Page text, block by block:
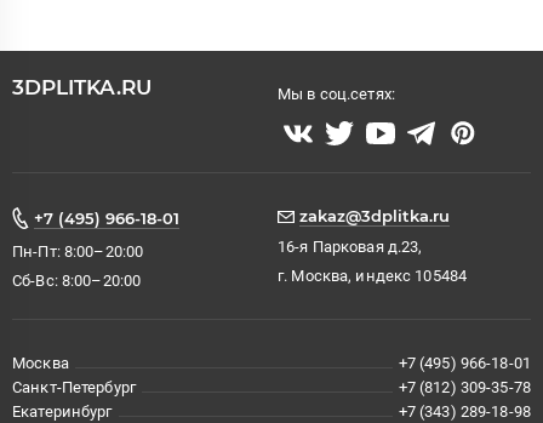
3DPLITKA.RU Мы в соц.сетях:
+7 (495) 966-18-01
Пн-Пт: 8:00–20:00
Сб-Вс: 8:00–20:00
zakaz@3dplitka.ru
16-я Парковая д.23,
г. Москва, индекс 105484
Москва
+7 (495) 966-18-01
Санкт-Петербург
+7 (812) 309-35-78
Екатеринбург
+7 (343) 289-18-98